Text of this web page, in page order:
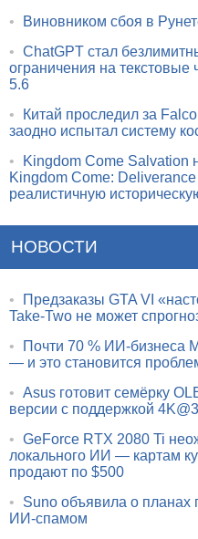
•
Виновником сбоя в
• ChatGPT стал
ограничения на текстовые
5.6
•
Китай проследил за
заодно испытал систему
•
Kingdom Come Salvation
Kingdom Come:
реалистичную
НОВОСТИ
•
Предзаказы GTA VI
Take-Two не может
•
Почти 70 % ИИ-бизнеса
— и это становится
• Asus готовит семёрку
версии с поддержкой
• GeForce RTX 2080 Ti
локального ИИ — картам
продают по $500
•
Suno объявила о
ИИ-спамом